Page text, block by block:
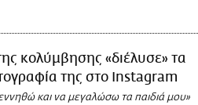
κολύμβησης «διέλυσε» τα
της στο Instagram
και να μεγαλώσω τα παιδιά μου»